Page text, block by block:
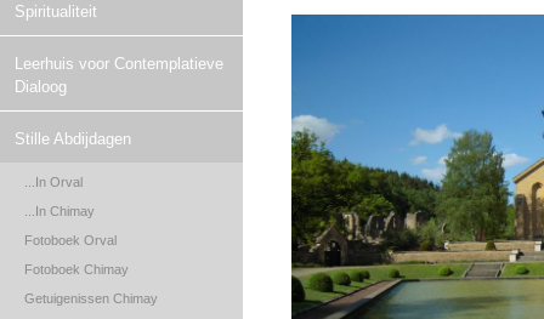
Spiritualiteit
Leerhuis voor Contemplatieve
Dialoog
Stille Abdijdagen
...In Orval
...In Chimay
Fotoboek Orval
Fotoboek Chimay
Getuigenissen Chimay